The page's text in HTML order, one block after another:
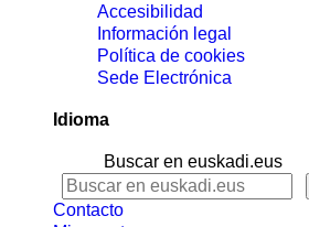
Accesibilidad
Información legal
Política de cookies
Sede Electrónica
Idioma
Buscar en euskadi.eus
Contacto